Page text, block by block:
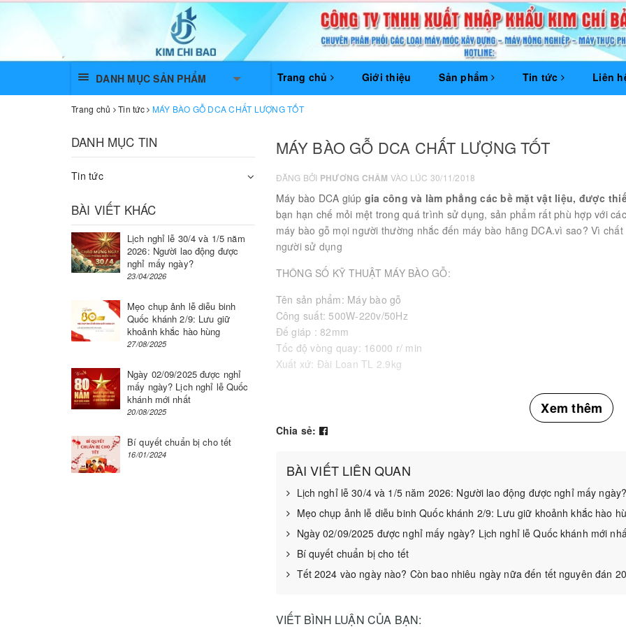
DANH MỤC SẢN PHẨM Trang chủ Giới thiệu Sản phẩm Tin tức Liên
Trang chủ Tin tức MÁY BÀO GỖ DCA CHẤT LƯỢNG TỐT
MÁY BÀO GỖ DCA CHẤT LƯỢNG TỐT
ĐĂNG BỞI PHƯƠNG CHÂM VÀO LÚC 30/11/2018
Máy bào DCA giúp gia công và làm phẳng các bề mặt vật liệu, được
bạn hạn chế mỏi mệt trong quá trình sử dụng, sản phẩm rất phù hợp với
máy bào gỗ mọi người thường nhắc đến máy bào hãng DCA.vì sao? Vì
người sử dụng
THÔNG SỐ KỸ THUẬT MÁY BÀO GỖ:
Tên sản phẩm: Máy bào gỗ
Công suất: 500W-220v/50Hz
Đế giáp : 82mm
Tốc độ vòng quay: 16000 r/ min
Xuất xứ: Đài Loan TL 2.9kg
gia công và làm phẳng các bề mặt vật liệu, được
bạn hạn chế mỏi mệt trong quá trình sử dụng, sản phẩm rất phù hợp với
máy bào DCA giúp bạn dễ dàng làm việc
Xem thêm
Chia sẻ:
BÀI VIẾT LIÊN QUAN
Lịch nghỉ lễ 30/4 và 1/5 năm 2026: Người lao động được nghỉ mấy ngày?
Mẹo chụp ảnh lễ diễu binh Quốc khánh 2/9: Lưu giữ khoảnh khắc hào
Ngày 02/09/2025 được nghỉ mấy ngày? Lịch nghỉ lễ Quốc khánh mới
Bí quyết chuẩn bị cho tết
Tết 2024 vào ngày nào? Còn bao nhiêu ngày nữa đến tết nguyên đán
VIẾT BÌNH LUẬN CỦA BẠN:
DANH MỤC TIN
Tin tức
BÀI VIẾT KHÁC
Lịch nghỉ lễ 30/4 và 1/5 năm
2026: Người lao động được
nghỉ mấy ngày?
23/04/2026
Mẹo chụp ảnh lễ diễu binh
Quốc khánh 2/9: Lưu giữ
khoảnh khắc hào hùng
27/08/2025
Ngày 02/09/2025 được nghỉ
mấy ngày? Lịch nghỉ lễ Quốc
khánh mới nhất
20/08/2025
Bí quyết chuẩn bị cho tết
16/01/2024